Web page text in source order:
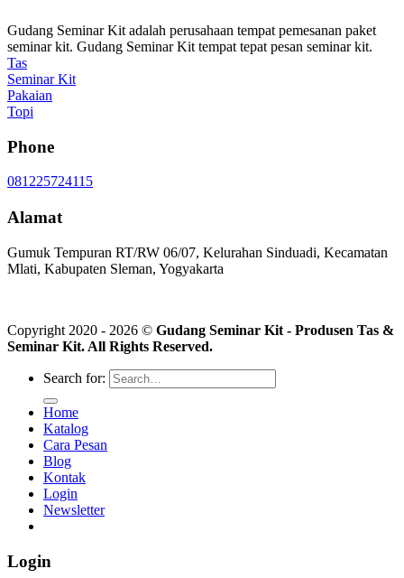
Gudang Seminar Kit adalah perusahaan tempat pemesanan paket
seminar kit. Gudang Seminar Kit tempat tepat pesan seminar kit.
Tas
Seminar Kit
Pakaian
Topi
Phone
081225724115
Alamat
Gumuk Tempuran RT/RW 06/07, Kelurahan Sinduadi, Kecamatan
Mlati, Kabupaten Sleman, Yogyakarta
Copyright 2020 - 2026 © Gudang Seminar Kit - Produsen Tas &
Seminar Kit. All Rights Reserved.
Search for:
Home
Katalog
Cara Pesan
Blog
Kontak
Login
Newsletter
Login